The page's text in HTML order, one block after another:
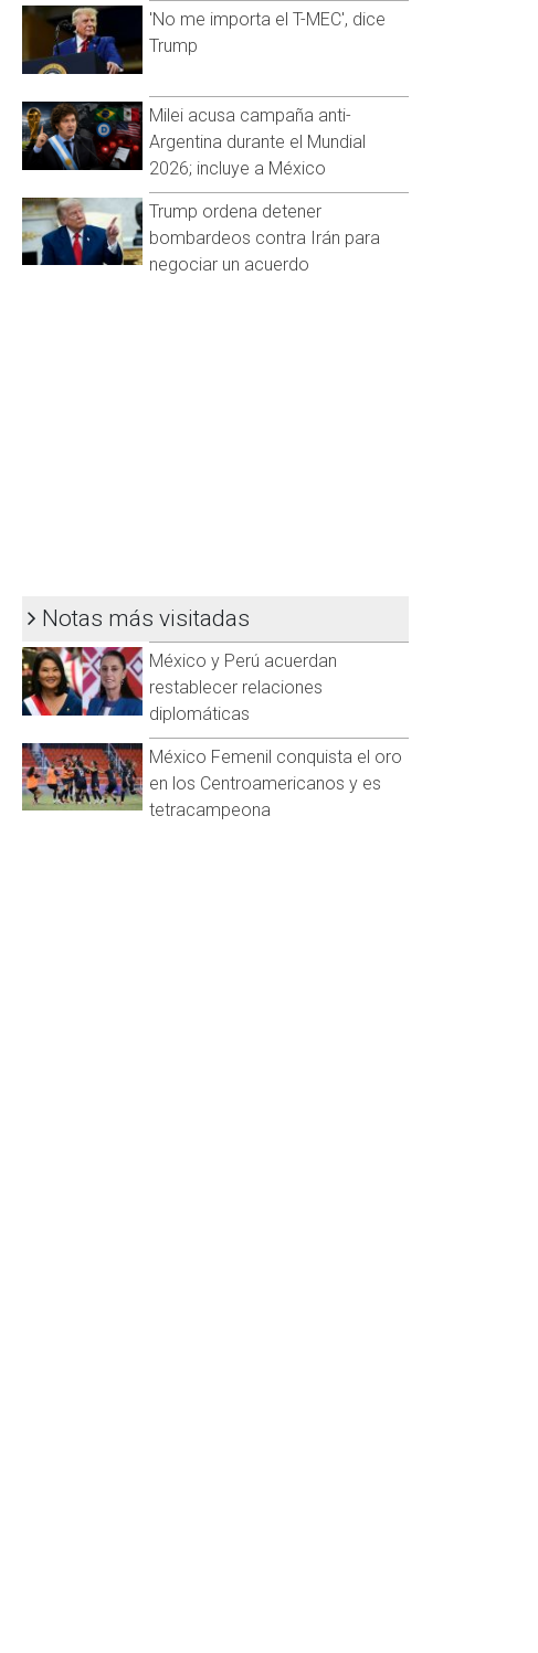
'No me importa el T-MEC', dice
Trump
Milei acusa campaña anti-
Argentina durante el Mundial
2026; incluye a México
Trump ordena detener
bombardeos contra Irán para
negociar un acuerdo
Notas más visitadas
México y Perú acuerdan
restablecer relaciones
diplomáticas
México Femenil conquista el oro
en los Centroamericanos y es
tetracampeona